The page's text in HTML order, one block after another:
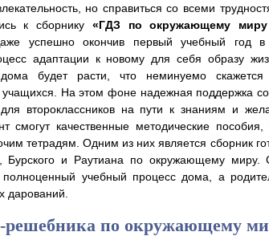
но справиться со всеми
к сборнику «ГДЗ по окружающему
успешно окончив первый учебный год в
адаптации к новому для себя образу
будет расти, что неминуемо
учащихся. На этом фоне надежная поддержка
второклассников на пути к знаниям и
качественные методические пособия,
тетрадям. Одним из них является сборник
Бурского и Раутиана по окружающему
учебный процесс дома, а
дарований.
решебника по окружающему